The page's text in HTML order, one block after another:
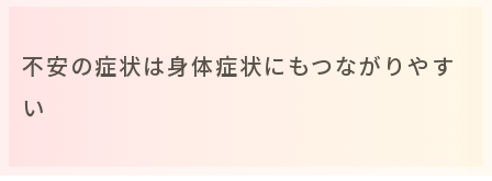
不安の症状は身体症状にもつながりやす
い